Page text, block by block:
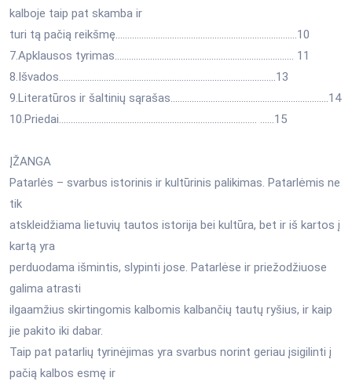
kalboje taip pat skamba ir
turi tą pačią reikšmę………………….…………………………………..…………..10
7.Apklausos tyrimas……………………….………………………………………… 11
8.Išvados………………………………………………………………………………..13
9.Literatūros ir šaltinių sąrašas………………..………………………………………..14
10.Priedai………………………………………………………………………… ……15
ĮŽANGA
Patarlės – svarbus istorinis ir kultūrinis palikimas. Patarlėmis ne
tik
atskleidžiama lietuvių tautos istorija bei kultūra, bet ir iš kartos į
kartą yra
perduodama išmintis, slypinti jose. Patarlėse ir priežodžiuose
galima atrasti
ilgaamžius skirtingomis kalbomis kalbančių tautų ryšius, ir kaip
jie pakito iki dabar.
Taip pat patarlių tyrinėjimas yra svarbus norint geriau įsigilinti į
pačią kalbos esmę ir